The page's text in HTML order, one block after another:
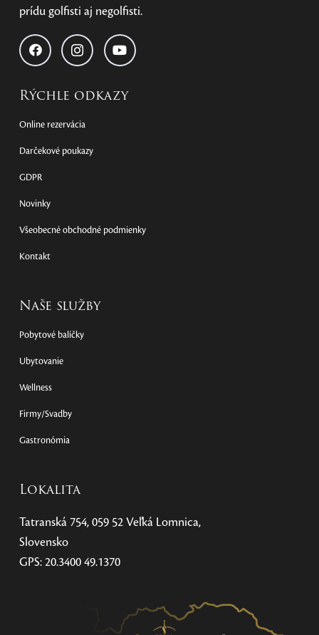
prídu golfisti aj negolfisti.
Rýchle odkazy
Online rezervácia
Darčekové poukazy
GDPR
Novinky
Všeobecné obchodné podmienky
Kontakt
Naše služby
Pobytové balíčky
Ubytovanie
Wellness
Firmy/Svadby
Gastronómia
Lokalita
Tatranská 754, 059 52 Veľká Lomnica,
Slovensko
GPS: 20.3400 49.1370